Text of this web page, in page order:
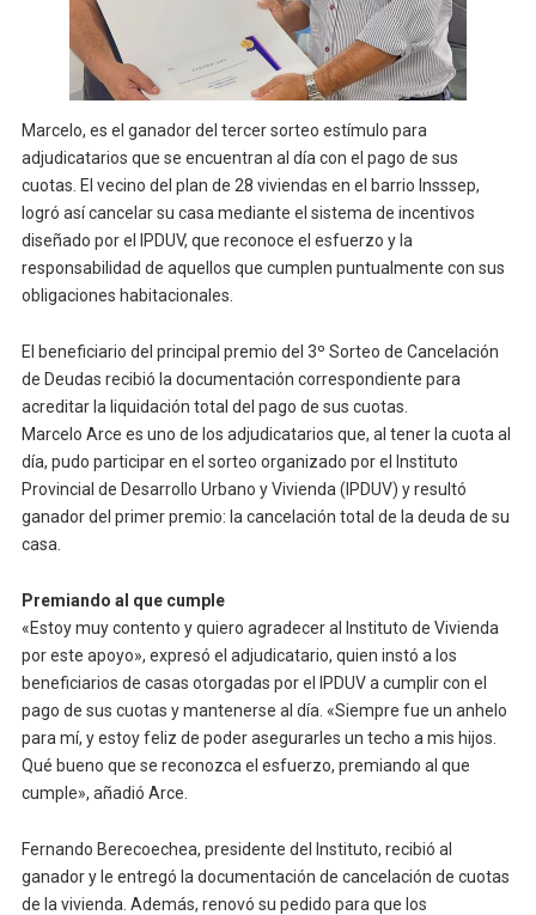
Marcelo, es el ganador del tercer sorteo estímulo para
adjudicatarios que se encuentran al día con el pago de sus
cuotas. El vecino del plan de 28 viviendas en el barrio Insssep,
logró así cancelar su casa mediante el sistema de incentivos
diseñado por el IPDUV, que reconoce el esfuerzo y la
responsabilidad de aquellos que cumplen puntualmente con sus
obligaciones habitacionales.
El beneficiario del principal premio del 3º Sorteo de Cancelación
de Deudas recibió la documentación correspondiente para
acreditar la liquidación total del pago de sus cuotas.
Marcelo Arce es uno de los adjudicatarios que, al tener la cuota al
día, pudo participar en el sorteo organizado por el Instituto
Provincial de Desarrollo Urbano y Vivienda (IPDUV) y resultó
ganador del primer premio: la cancelación total de la deuda de su
casa.
Premiando al que cumple
«Estoy muy contento y quiero agradecer al Instituto de Vivienda
por este apoyo», expresó el adjudicatario, quien instó a los
beneficiarios de casas otorgadas por el IPDUV a cumplir con el
pago de sus cuotas y mantenerse al día. «Siempre fue un anhelo
para mí, y estoy feliz de poder asegurarles un techo a mis hijos.
Qué bueno que se reconozca el esfuerzo, premiando al que
cumple», añadió Arce.
Fernando Berecoechea, presidente del Instituto, recibió al
ganador y le entregó la documentación de cancelación de cuotas
de la vivienda. Además, renovó su pedido para que los